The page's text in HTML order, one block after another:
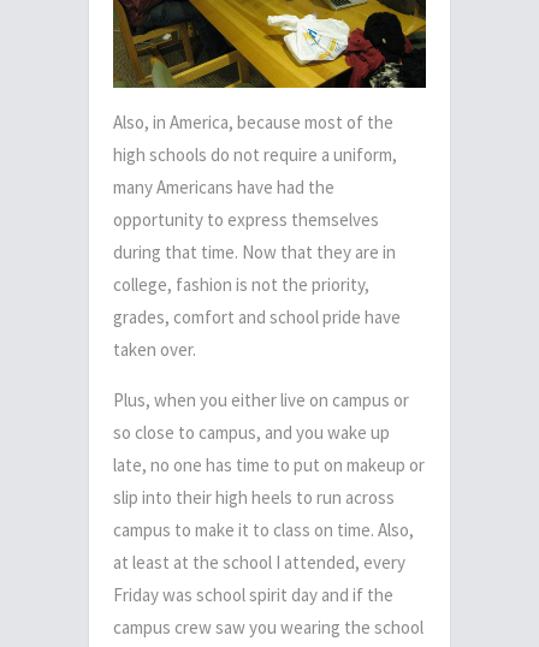
Also, in America, because most of the
high schools do not require a uniform,
many Americans have had the
opportunity to express themselves
during that time. Now that they are in
college, fashion is not the priority,
grades, comfort and school pride have
taken over.
Plus, when you either live on campus or
so close to campus, and you wake up
late, no one has time to put on makeup or
slip into their high heels to run across
campus to make it to class on time. Also,
at least at the school I attended, every
Friday was school spirit day and if the
campus crew saw you wearing the school